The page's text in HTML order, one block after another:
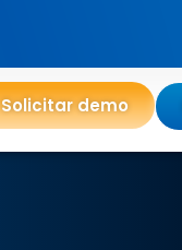
Solicitar demo